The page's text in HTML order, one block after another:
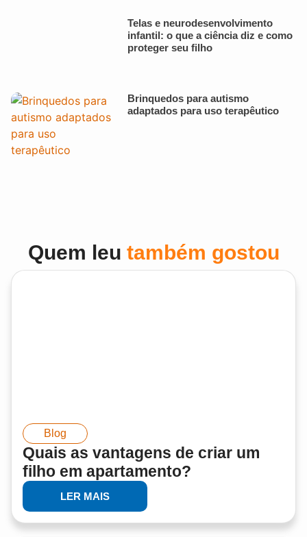
Telas e neurodesenvolvimento
infantil: o que a ciência diz e como
proteger seu filho
Brinquedos para autismo
adaptados para uso terapêutico
Quem leu também gostou
Blog
Quais as vantagens de criar um
filho em apartamento?
LER MAIS